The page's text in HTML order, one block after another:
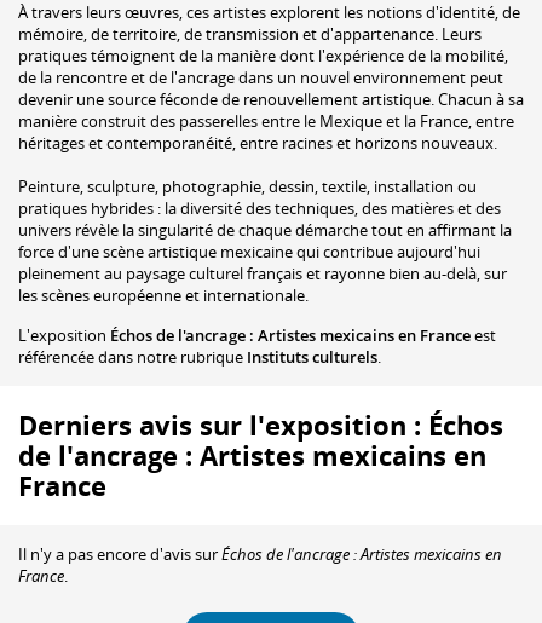
À travers leurs œuvres, ces artistes explorent les notions d'identité, de
mémoire, de territoire, de transmission et d'appartenance. Leurs
pratiques témoignent de la manière dont l'expérience de la mobilité,
de la rencontre et de l'ancrage dans un nouvel environnement peut
devenir une source féconde de renouvellement artistique. Chacun à sa
manière construit des passerelles entre le Mexique et la France, entre
héritages et contemporanéité, entre racines et horizons nouveaux.
Peinture, sculpture, photographie, dessin, textile, installation ou
pratiques hybrides : la diversité des techniques, des matières et des
univers révèle la singularité de chaque démarche tout en affirmant la
force d'une scène artistique mexicaine qui contribue aujourd'hui
pleinement au paysage culturel français et rayonne bien au-delà, sur
les scènes européenne et internationale.
L'exposition Échos de l'ancrage : Artistes mexicains en Franceest
référencée dans notre rubrique Instituts culturels.
Derniers avis sur l'exposition : Échos
de l'ancrage : Artistes mexicains en
France
Il n'y a pas encore d'avis surÉchos de l'ancrage : Artistes mexicains en
France.